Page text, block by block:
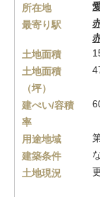
所在地
最寄り駅
土地面積
土地面積
（坪）
建ぺい/容積
率
用途地域
建築条件
土地現況